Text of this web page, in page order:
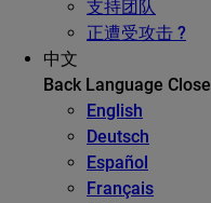
支持团队
正遭受攻击 ?
中文
Back Language Close
English
Deutsch
Español
Français